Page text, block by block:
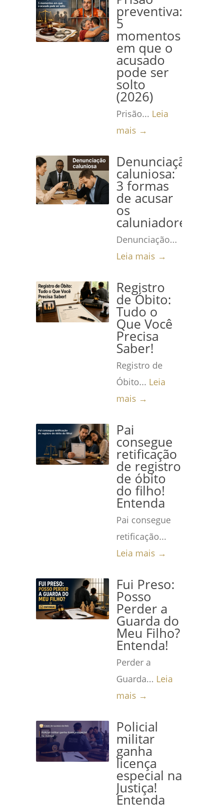
preventiva:
5
momentos
em que o
acusado
pode ser
solto
(2026)
Prisão... Leia
mais →
Denunciação
caluniosa:
3 formas
de acusar
os
caluniadores
Denunciação...
Leia mais →
Registro
de Óbito:
Tudo o
Que Você
Precisa
Saber!
Registro de
Óbito... Leia
mais →
Pai
consegue
retificação
de registro
de óbito
do filho!
Entenda
Pai consegue
retificação...
Leia mais →
Fui Preso:
Posso
Perder a
Guarda do
Meu Filho?
Entenda!
Perder a
Guarda... Leia
mais →
Policial
militar
ganha
licença
especial na
Justiça!
Entenda